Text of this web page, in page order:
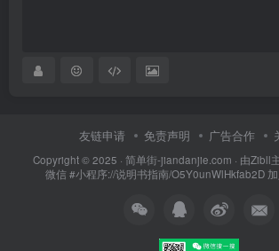
友链申请 免责声明 广告合作
Copyright © 2025 · 简单街-jiandanjie.com · 由Zibll
微信 #小程序://说明书指南/O5Y0unWlHkfab2D